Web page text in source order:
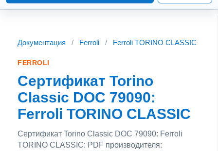
Документация / Ferroli / Ferroli TORINO CLASSIC
FERROLI
Сертификат Torino
Classic DOC 79090:
Ferroli TORINO CLASSIC
Сертификат Torino Classic DOC 79090: Ferroli
TORINO CLASSIC: PDF производителя: